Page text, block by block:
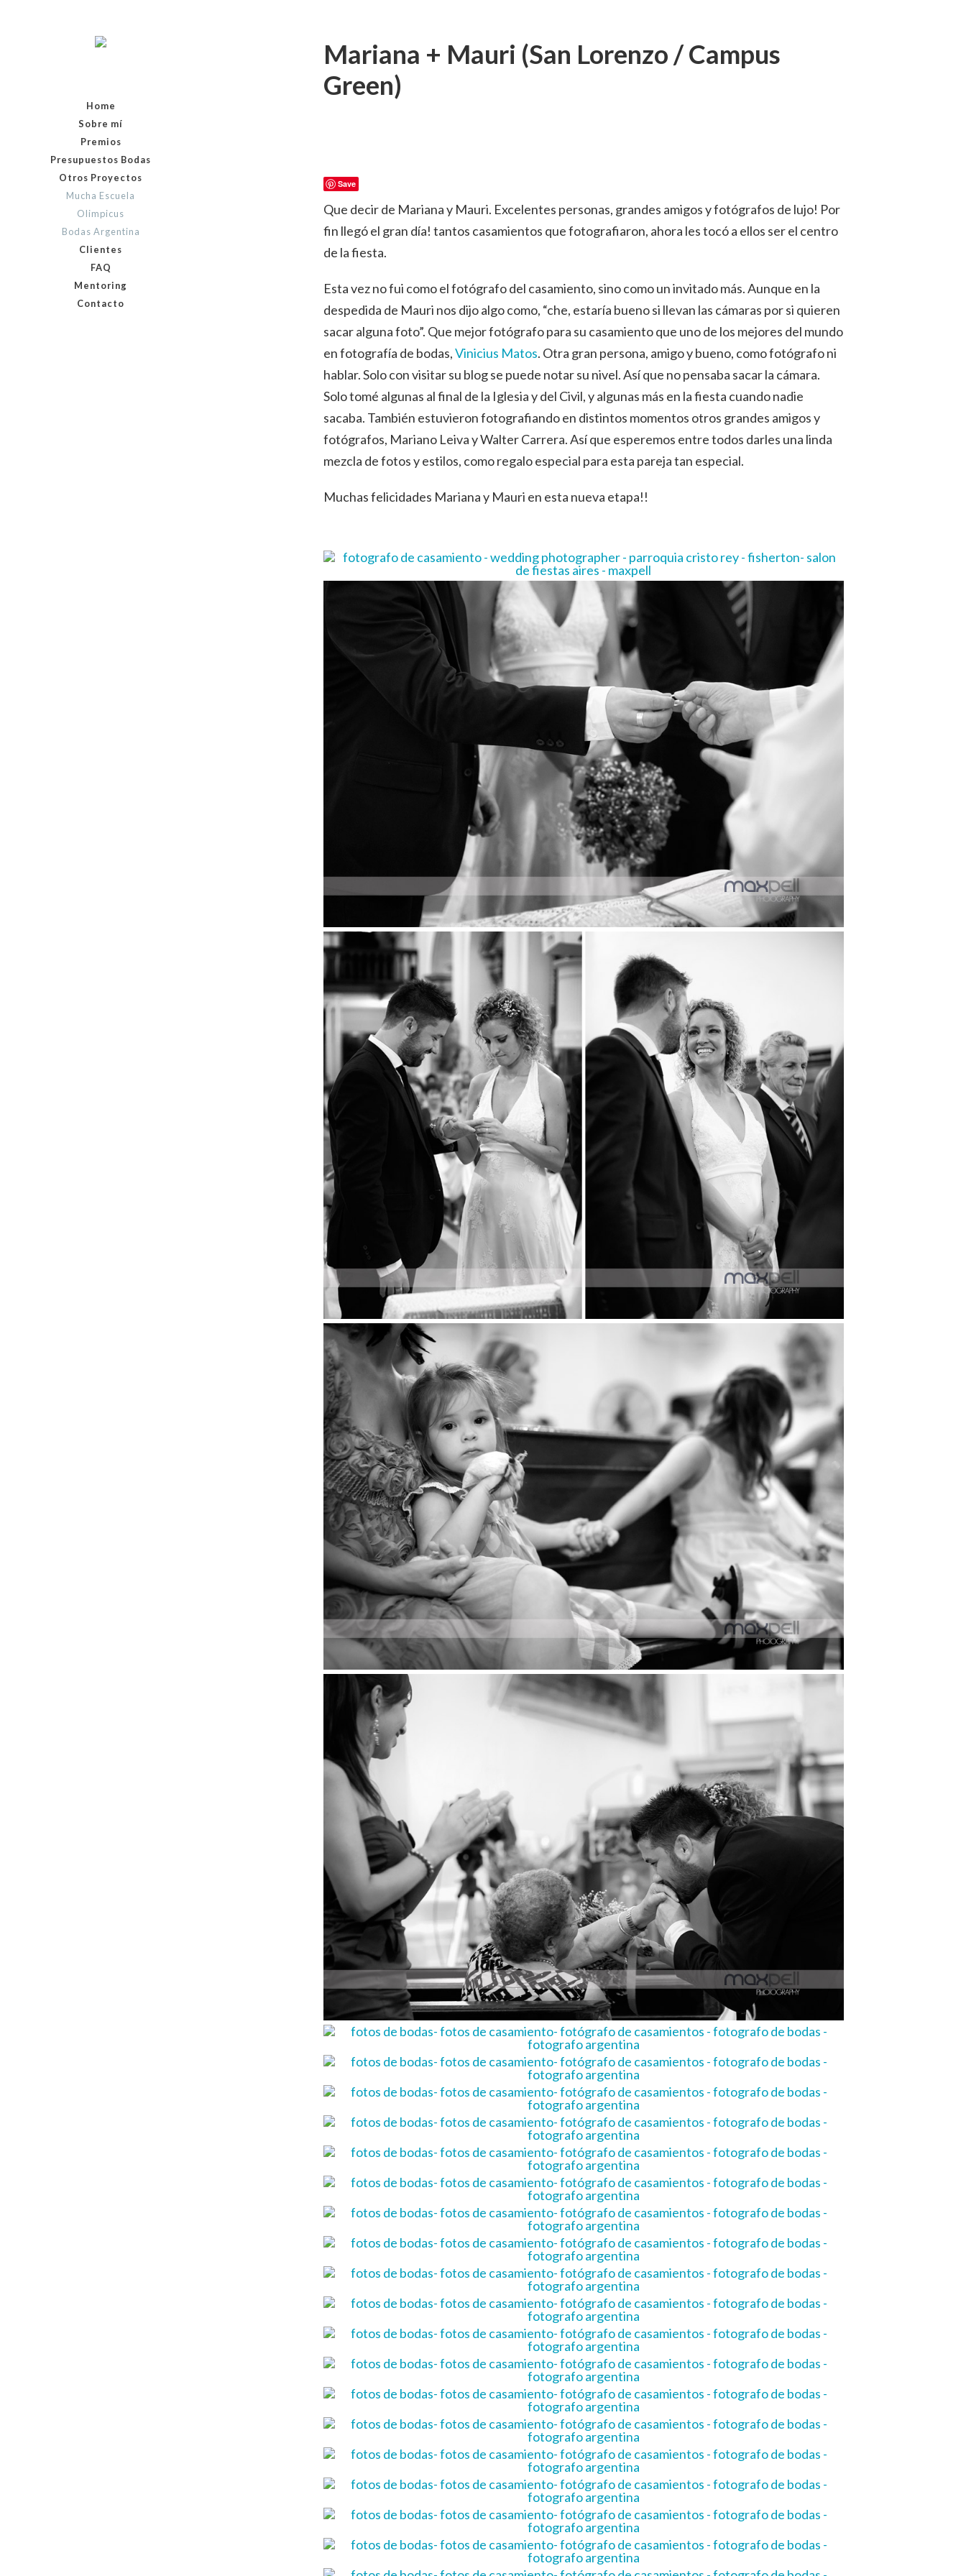
Home
Sobre mí
Premios
Presupuestos Bodas
Otros Proyectos
Mucha Escuela
Olimpicus
Bodas Argentina
Clientes
FAQ
Mentoring
Contacto
Mariana + Mauri (San Lorenzo / Campus
Green)
Save
Que decir de Mariana y Mauri. Excelentes personas, grandes amigos y fotógrafos de lujo! Por
fin llegó el gran día! tantos casamientos que fotografiaron, ahora les tocó a ellos ser el centro
de la fiesta.
Esta vez no fui como el fotógrafo del casamiento, sino como un invitado más. Aunque en la
despedida de Mauri nos dijo algo como, “che, estaría bueno si llevan las cámaras por si quieren
sacar alguna foto”. Que mejor fotógrafo para su casamiento que uno de los mejores del mundo
en fotografía de bodas,Vinicius Matos. Otra gran persona, amigo y bueno, como fotógrafo ni
hablar. Solo con visitar su blog se puede notar su nivel. Así que no pensaba sacar la cámara.
Solo tomé algunas al final de la Iglesia y del Civil, y algunas más en la fiesta cuando nadie
sacaba. También estuvieron fotografiando en distintos momentos otros grandes amigos y
fotógrafos, Mariano Leiva y Walter Carrera. Así que esperemos entre todos darles una linda
mezcla de fotos y estilos, como regalo especial para esta pareja tan especial.
Muchas felicidades Mariana y Mauri en esta nueva etapa!!